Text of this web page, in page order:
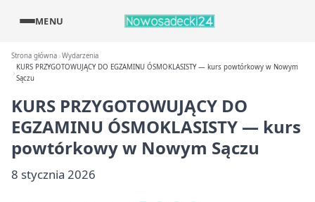
MENU
Strona główna Wydarzenia
KURS PRZYGOTOWUJĄCY DO EGZAMINU ÓSMOKLASISTY — kurs powtórkowy w Nowym
Sączu
KURS PRZYGOTOWUJĄCY DO
EGZAMINU ÓSMOKLASISTY — kurs
powtórkowy w Nowym Sączu
8 stycznia 2026